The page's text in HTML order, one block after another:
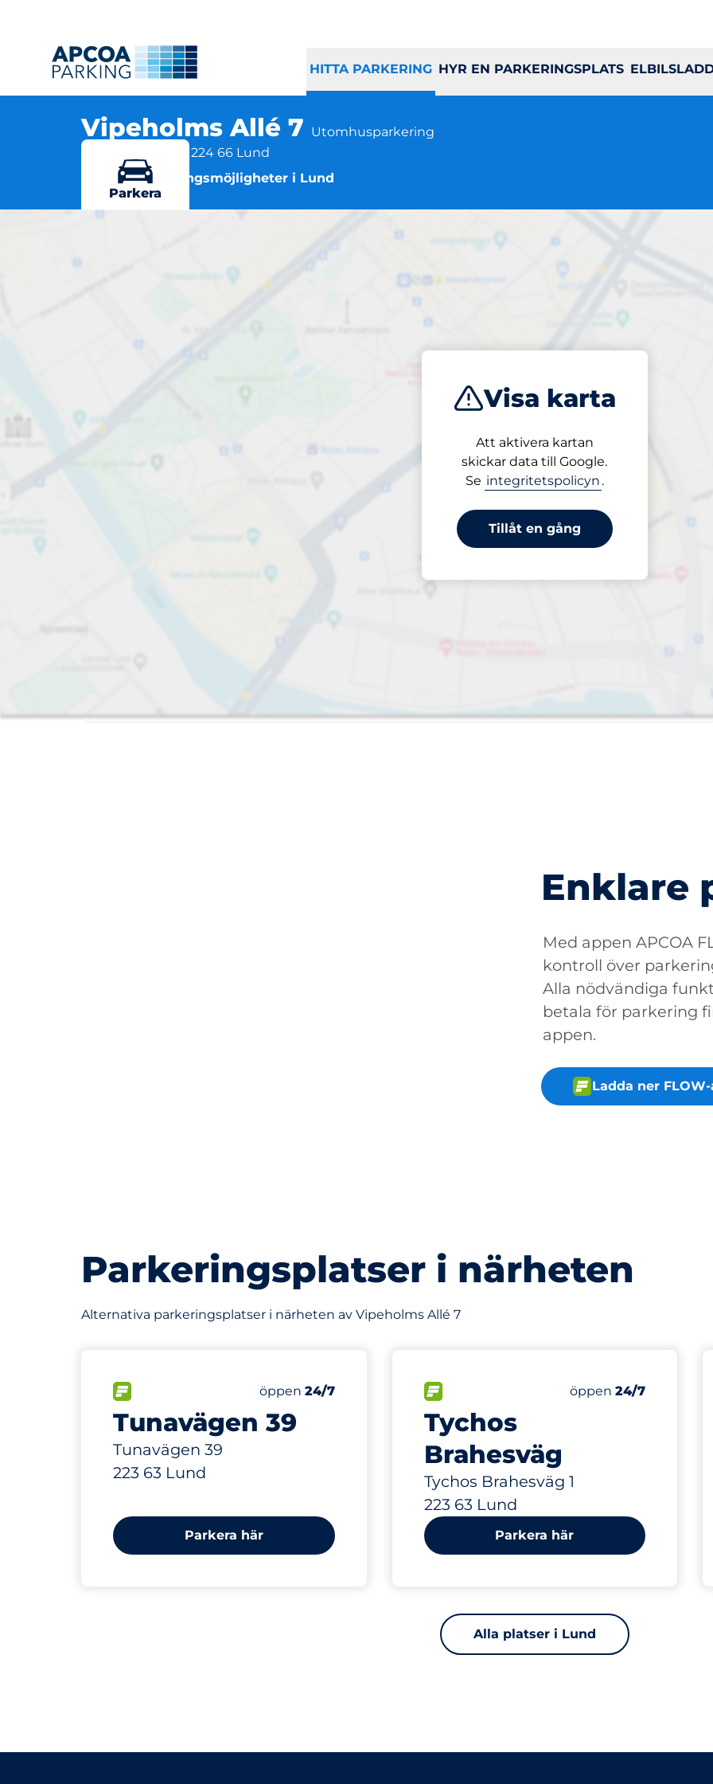
HITTA PARKERING HYR EN PARKERINGSPLATS
Vipeholms Allé 7 Utomhusparkering
Vipeholms Allé 7, 224 66 Lund
Flera parkeringsmöjligheter i Lund
Visa karta
Att aktivera kartan
skickar data till Google.
Se integritetspolicyn .
Tillåt en gång
Parkera
Vipeholms Allé 7
Öppet nu
Från 13,00 kr
Priser och betalning
Enklare
Med appen APCOA
kontroll över
Alla nödvändiga
betala för parkering
appen.
Ladda ner
Parkeringsplatser i närheten
Alternativa parkeringsplatser i närheten av Vipeholms Allé 7
Tunavägen 39
Tunavägen 39
223 63 Lund
Antal parkeringsplatser:
Totalt antal platser&nbsp
Torsdag&nbsp
öppen 24/7
772 m
Parkera här
Tychos
Brahesväg
Tychos Brahesväg 1
223 63 Lund
Torsdag&nbsp
öppen24/7
780 m
Parkera här
Alla platser i Lund